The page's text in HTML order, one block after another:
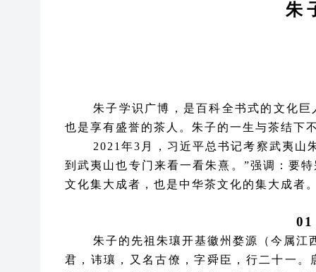
朱
朱子学识广博，是百科全书式的文化
也是享有盛誉的茶人。朱子的一生与茶结下
2021年3月，习近平总书记考察武夷山
到武夷山也专门来看一看朱熹。”强调：要
文化集大成者，也是中华茶文化的集大成者
01
朱子的先祖朱瓖开基徽州婺源（今属
君，讳瓖，又名古僚，字舜臣，行二十一